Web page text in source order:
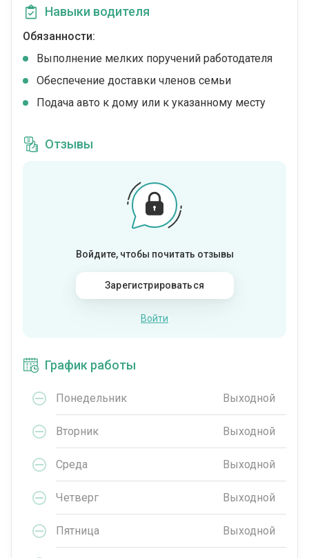
Навыки водителя
Обязанности:
Выполнение мелких поручений работодателя
Обеспечение доставки членов семьи
Подача авто к дому или к указанному месту
Отзывы
Войдите, чтобы почитать отзывы
Зарегистрироваться
Войти
График работы
Понедельник Выходной
Вторник Выходной
Среда Выходной
Четверг Выходной
Пятница Выходной